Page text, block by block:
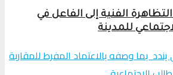
الفنية إلى الفاعل في
للمدينة